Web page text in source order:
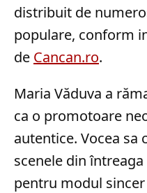
distribuit de
populare, conform
de Cancan.ro.
Maria Văduva a
ca o promotoare
autentice. Vocea sa
scenele din
pentru modul